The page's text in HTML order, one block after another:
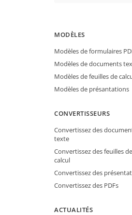
MODÈLES
Modèles de formulaires
Modèles de documents
Modèles de feuilles de
Modèles de présantations
CONVERTISSEURS
Convertissez des
texte
Convertissez des feuilles de
calcul
Convertissez des
Convertissez des PDFs
ACTUALITÉS